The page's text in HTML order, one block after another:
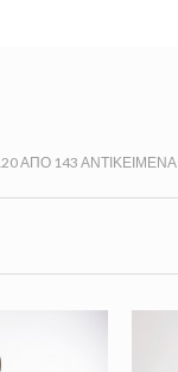
ΑΠΌ 143 ΑΝΤΙΚΕΊΜΕΝΑ